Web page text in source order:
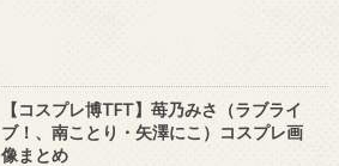
【コスプレ博TFT】苺乃みさ（ラブライ
ブ！、南ことり・矢澤にこ）コスプレ画
像まとめ